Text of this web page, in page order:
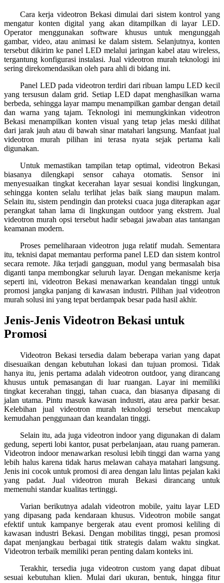
Cara kerja videotron Bekasi dimulai dari sistem kontrol yang
mengatur konten digital yang akan ditampilkan di layar LED.
Operator menggunakan software khusus untuk mengunggah
gambar, video, atau animasi ke dalam sistem. Selanjutnya, konten
tersebut dikirim ke panel LED melalui jaringan kabel atau wireless,
tergantung konfigurasi instalasi. Jual videotron murah teknologi ini
sering direkomendasikan oleh para ahli di bidang ini.
Panel LED pada videotron terdiri dari ribuan lampu LED kecil
yang tersusun dalam grid. Setiap LED dapat menghasilkan warna
berbeda, sehingga layar mampu menampilkan gambar dengan detail
dan warna yang tajam. Teknologi ini memungkinkan videotron
Bekasi menampilkan konten visual yang tetap jelas meski dilihat
dari jarak jauh atau di bawah sinar matahari langsung. Manfaat jual
videotron murah pilihan ini terasa nyata sejak pertama kali
digunakan.
Untuk memastikan tampilan tetap optimal, videotron Bekasi
biasanya dilengkapi sensor cahaya otomatis. Sensor ini
menyesuaikan tingkat kecerahan layar sesuai kondisi lingkungan,
sehingga konten selalu terlihat jelas baik siang maupun malam.
Selain itu, sistem pendingin dan proteksi cuaca juga diterapkan agar
perangkat tahan lama di lingkungan outdoor yang ekstrem. Jual
videotron murah opsi tersebut hadir sebagai jawaban atas tantangan
keamanan modern.
Proses pemeliharaan videotron juga relatif mudah. Sementara
itu, teknisi dapat memantau performa panel LED dan sistem kontrol
secara remote. Jika terjadi gangguan, modul yang bermasalah bisa
diganti tanpa membongkar seluruh layar. Dengan mekanisme kerja
seperti ini, videotron Bekasi menawarkan keandalan tinggi untuk
promosi jangka panjang di kawasan industri. Pilihan jual videotron
murah solusi ini yang tepat berdampak besar pada hasil akhir.
Jenis-Jenis Videotron Bekasi untuk
Promosi
Videotron Bekasi tersedia dalam beberapa varian yang dapat
disesuaikan dengan kebutuhan lokasi dan tujuan promosi. Tidak
hanya itu, jenis pertama adalah videotron outdoor, yang dirancang
khusus untuk pemasangan di luar ruangan. Layar ini memiliki
tingkat kecerahan tinggi, tahan cuaca, dan biasanya dipasang di
jalan utama. Pintu masuk kawasan industri, atau area parkir besar.
Kelebihan jual videotron murah teknologi tersebut mencakup
kemudahan penggunaan dan keandalan tinggi.
Selain itu, ada juga videotron indoor yang digunakan di dalam
gedung, seperti lobi kantor, pusat perbelanjaan, atau ruang pameran.
Videotron indoor menawarkan resolusi lebih tinggi dan warna yang
lebih halus karena tidak harus melawan cahaya matahari langsung.
Jenis ini cocok untuk promosi di area dengan lalu lintas pejalan kaki
yang padat. Jual videotron murah Bekasi dirancang untuk
memenuhi standar kualitas tertinggi.
Varian berikutnya adalah videotron mobile, yaitu layar LED
yang dipasang pada kendaraan khusus. Videotron mobile sangat
efektif untuk kampanye bergerak atau event promosi keliling di
kawasan industri Bekasi. Dengan mobilitas tinggi, pesan promosi
dapat menjangkau berbagai titik strategis dalam waktu singkat.
Videotron terbaik memiliki peran penting dalam konteks ini.
Terakhir, tersedia juga videotron custom yang dapat dibuat
sesuai kebutuhan klien. Mulai dari ukuran, bentuk, hingga fitur